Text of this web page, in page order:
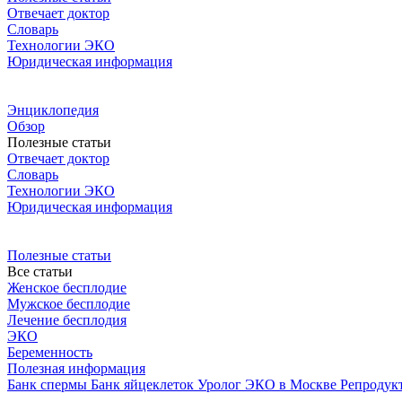
Отвечает доктор
Словарь
Технологии ЭКО
Юридическая информация
Энциклопедия
Обзор
Полезные статьи
Отвечает доктор
Словарь
Технологии ЭКО
Юридическая информация
Полезные статьи
Все статьи
Женское бесплодие
Мужское бесплодие
Лечение бесплодия
ЭКО
Беременность
Полезная информация
Банк спермы Банк яйцеклеток Уролог ЭКО в Москве